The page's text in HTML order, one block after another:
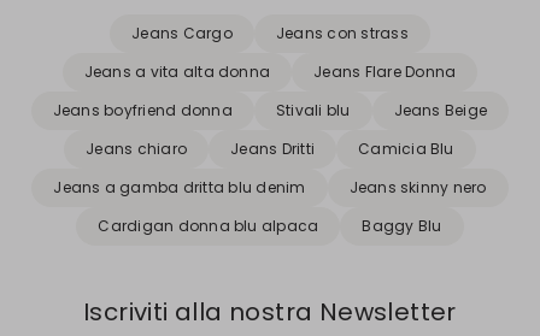
Jeans Cargo
Jeans con strass
Jeans a vita alta donna
Jeans Flare Donna
Jeans boyfriend donna
Stivali blu
Jeans Beige
Jeans chiaro
Jeans Dritti
Camicia Blu
Jeans a gamba dritta blu denim
Jeans skinny nero
Cardigan donna blu alpaca
Baggy Blu
Iscriviti alla nostra Newsletter